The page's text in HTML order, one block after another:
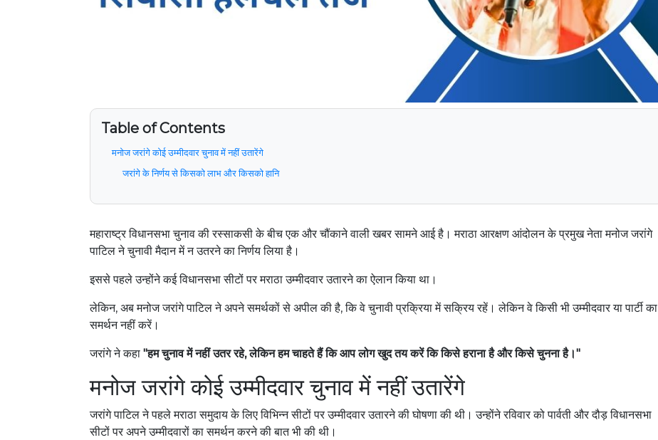
Table of Contents
मनोज जरांगे कोई उम्मीदवार चुनाव में नहीं उतारेंगे
जरांगे के निर्णय से किसको लाभ और किसको हानि
महाराष्ट्र विधानसभा चुनाव की रस्साकसी के बीच एक और चौंकाने वाली खबर सामने आई है। मराठा आरक्षण आंदोलन के प्रमुख नेता मनोज जरांगे
पाटिल ने चुनावी मैदान में न उतरने का निर्णय लिया है।
इससे पहले उन्होंने कई विधानसभा सीटों पर मराठा उम्मीदवार उतारने का ऐलान किया था।
लेकिन, अब मनोज जरांगे पाटिल ने अपने समर्थकों से अपील की है, कि वे चुनावी प्रक्रिया में सक्रिय रहें। लेकिन वे किसी भी उम्मीदवार या पार्टी का
समर्थन नहीं करें।
जरांगे ने कहा "हम चुनाव में नहीं उतर रहे, लेकिन हम चाहते हैं कि आप लोग खुद तय करें कि किसे हराना है और किसे चुनना है।"
मनोज जरांगे कोई उम्मीदवार चुनाव में नहीं उतारेंगे
जरांगे पाटिल ने पहले मराठा समुदाय के लिए विभिन्न सीटों पर उम्मीदवार उतारने की घोषणा की थी। उन्होंने रविवार को पार्वती और दौड़ विधानसभा
सीटों पर अपने उम्मीदवारों का समर्थन करने की बात भी की थी।